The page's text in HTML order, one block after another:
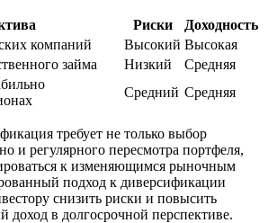
Риски
Доходность
компаний
Высокий Высокая
займа
Низкий
Средняя
Средний Средняя
требует не только выбор
и регулярного пересмотра портфеля,
к изменяющимся рыночным
подход к диверсификации
снизить риски и повысить
доход в долгосрочной перспективе.